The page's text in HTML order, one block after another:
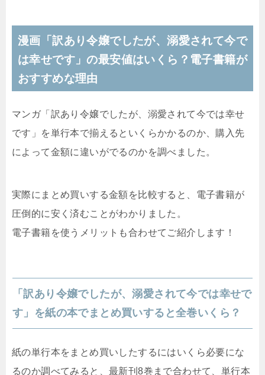
漫画「訳あり令嬢でしたが、溺愛されて今で
は幸せです」の最安値はいくら？電子書籍が
おすすめな理由
マンガ「訳あり令嬢でしたが、溺愛されて今では幸せ
です」を単行本で揃えるといくらかかるのか、購入先
によって金額に違いがでるのかを調べました。
実際にまとめ買いする金額を比較すると、電子書籍が
圧倒的に安く済むことがわかりました。
電子書籍を使うメリットも合わせてご紹介します！
「訳あり令嬢でしたが、溺愛されて今では幸せで
す」を紙の本でまとめ買いすると全巻いくら？
紙の単行本をまとめ買いしたするにはいくら必要にな
るのか調べてみると、最新刊8巻まで合わせて、単行本